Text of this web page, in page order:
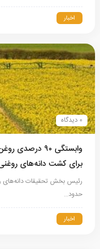
اخبار
0 دیدگاه
وابستگی ۹۰
برای کشت دانه‌های
رئیس بخش تحقیقات دانه‌های
حدود…
اخبار